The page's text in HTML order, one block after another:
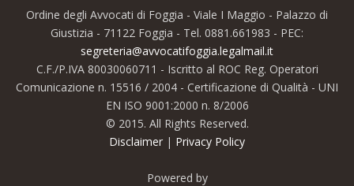
Ordine degli Avvocati di Foggia - Viale I Maggio - Palazzo di
Giustizia - 71122 Foggia - Tel. 0881.661983 - PEC:
segreteria@avvocatifoggia.legalmail.it
C.F./P.IVA 80030060711 - Iscritto al ROC Reg. Operatori
Comunicazione n. 15516 / 2004 - Certificazione di Qualità - UNI
EN ISO 9001:2000 n. 8/2006
© 2015. All Rights Reserved.
Disclaimer | Privacy Policy
Powered by